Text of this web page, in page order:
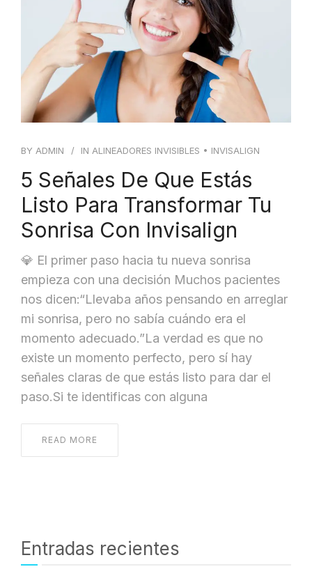
CONTACTO
BY ADMIN IN ALINEADORES INVISIBLES • INVISALIGN
5 Señales De Que Estás
Listo Para Transformar Tu
Sonrisa Con Invisalign
💎 El primer paso hacia tu nueva sonrisa
empieza con una decisión Muchos pacientes
nos dicen:“Llevaba años pensando en arreglar
mi sonrisa, pero no sabía cuándo era el
momento adecuado.”La verdad es que no
existe un momento perfecto, pero sí hay
señales claras de que estás listo para dar el
paso.Si te identificas con alguna
READ MORE
Entradas recientes